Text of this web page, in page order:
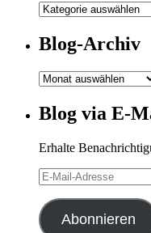
Meine
Blog-Archiv
Blog-
Blog via E-
Erhalte
E-
Mail-
Adresse
Abonnieren